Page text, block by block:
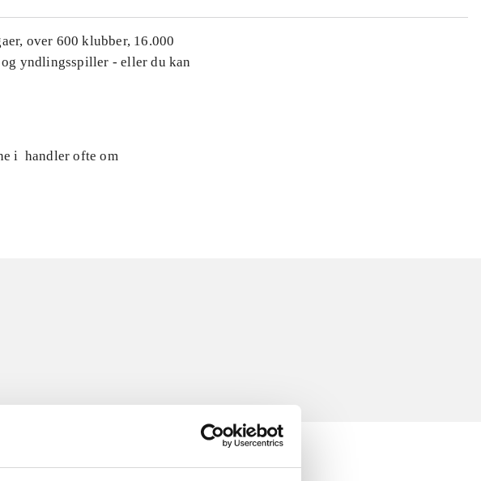
over 600 klubber, 16.000
yndlingsspiller - eller du kan
i handler ofte om